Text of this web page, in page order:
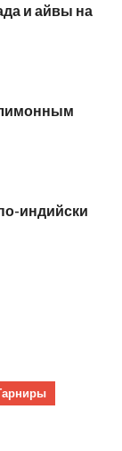
и айвы на
индийски